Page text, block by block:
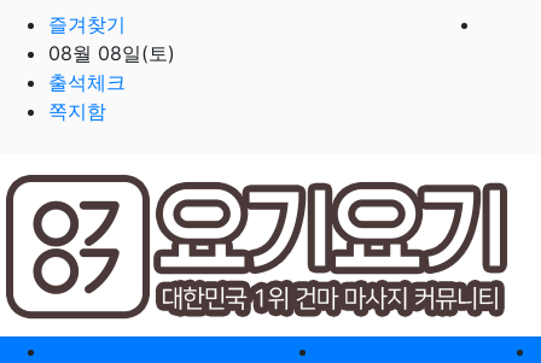
즐겨찾기
08월 08일(토)
출석체크
쪽지함
홈으로